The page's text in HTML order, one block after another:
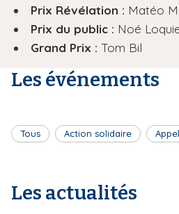
Prix Révélation : Matéo
Prix du public : Noé
Grand Prix : Tom Bil
Les événements
Tous Action solidaire
Les actualités